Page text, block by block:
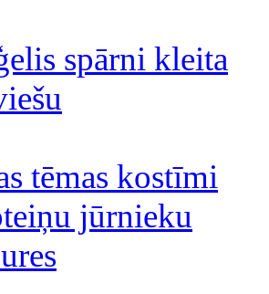
spārni kleita
tēmas kostīmi
jūrnieku